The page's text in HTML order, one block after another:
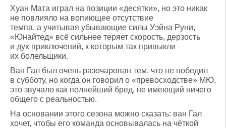
Хуан Мата играл на позиции «десятки», но это никак
не повлияло на вопиющее отсутствие
темпа, а учитывая убывающие силы Уэйна Руни,
«Юнайтед» всё сильнее теряет скорость, дерзость
и дух приключений, к которым так привыкли
их болельщики.
Ван Гал был очень разочарован тем, что не победил
в субботу, но когда он говорил о «превосходстве» МЮ,
это звучало как полнейший бред, не имеющий ничего
общего с реальностью.
На основании этого сезона можно сказать: ван Гал
хочет, чтобы его команда основывалась на чёткой